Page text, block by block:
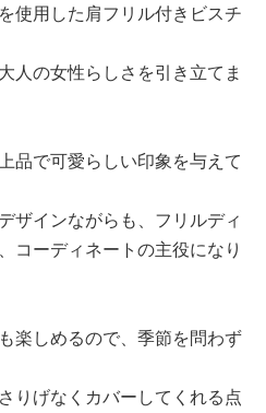
使用した肩フリル付きビスチ
人の女性らしさを引き立てま
品で可愛らしい印象を与えて
ザインながらも、フリルディ
コーディネートの主役になり
楽しめるので、季節を問わず
りげなくカバーしてくれる点